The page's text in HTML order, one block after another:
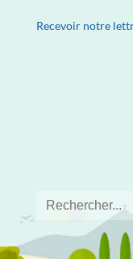
Recevoir notre
Search
for: